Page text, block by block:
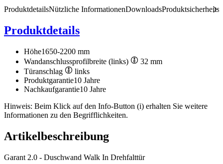
Produktdetails
Produktdetails
Höhe1650-2200 mm
Wandanschlussprofilbreite (links)
32 mm
Türanschlag
links
Produktgarantie10 Jahre
Nachkaufgarantie10 Jahre
Hinweis: Beim Klick auf den Info-Button (i) erhalten Sie weitere
Informationen zu den Begrifflichkeiten.
Nützliche InformationenDownloads
Artikelbeschreibung
Garant 2.0 - Duschwand Walk In Drehfalttür